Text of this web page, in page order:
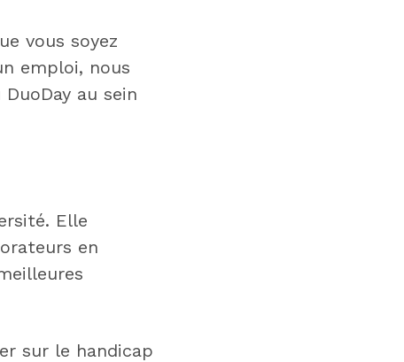
vous soyez
emploi, nous
au sein
Elle
en
sur le handicap